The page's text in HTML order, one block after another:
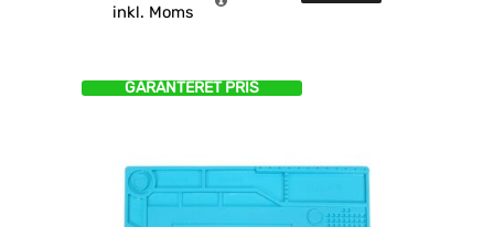
inkl. Moms
GARANTERET PRIS